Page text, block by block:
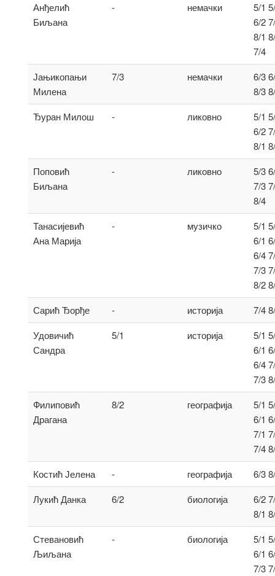
Анђелић
Биљана
- немачки
5/1
6/2
8/1
7/4
Јањикопањи
Милена
7/3 немачки
6/3
8/3
Ђуран Милош
- ликовно
5/1
6/2
8/1
Поповић
Биљана
- ликовно
5/3
7/3
8/4
Танасијевић
Ана Марија
- музичко
5/1
6/1
6/4
7/3
8/2
Сарић Ђорђе
- историја
7/4
Удовичић
Сандра
5/1 историја
5/1
6/1
6/4
7/3
Филиповић
Драгана
8/2 географија
5/1
6/1
7/1
7/4
Костић Јелена
- географија
6/3
Лукић Данка
6/2 биологија
6/2
8/1
Стевановић
Љиљана
- биологија
5/1
6/1
7/3